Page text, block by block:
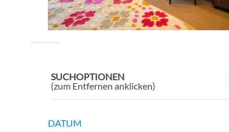
SUCHOPTIONEN
(zum Entfernen anklicken)
DATUM